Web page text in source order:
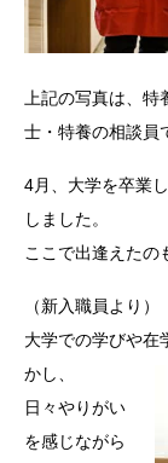
上記の写真は、
士・特養の相談員
4月、大学を卒業
しました。
ここで出逢えたの
（新入職員より）
大学での学びや在
かし、
日々やりがい
を感じながら